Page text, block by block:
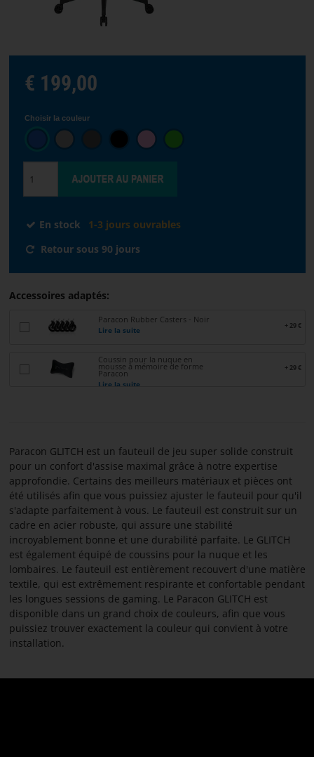
Choisir
LOGICIELS
CONDITIONS
VENTE
CONTACTER
€ 199,00
Choisir la couleur
En stock
1-3 jours ouvrables
Retour sous 90 jours
Accessoires adaptés:
Paracon Rubber Casters - Noir
Lire la suite + 29 €
Coussin pour la nuque en
mousse à mémoire de forme
Paracon
Lire la suite
+ 29 €
Paracon GLITCH est un fauteuil de jeu super solide construit
pour un confort d'assise maximal grâce à notre expertise
approfondie. Certains des meilleurs matériaux et pièces ont
été utilisés afin que vous puissiez ajuster le fauteuil pour qu'il
s'adapte parfaitement à vous. Le fauteuil est construit sur un
cadre en acier robuste, qui assure une stabilité
incroyablement bonne et une durabilité parfaite. Le GLITCH
est également équipé de coussins pour la nuque et les
lombaires. Le fauteuil est entièrement recouvert d'une matière
textile, qui est extrêmement respirante et confortable pendant
les longues sessions de gaming. Le Paracon GLITCH est
disponible dans un grand choix de couleurs, afin que vous
puissiez trouver exactement la couleur qui convient à votre
installation.